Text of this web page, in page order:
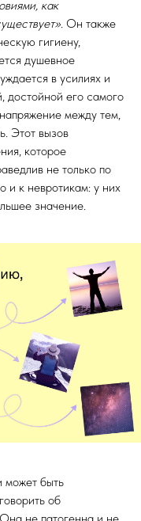
как
. Он также
гигиену,
душевное
в усилиях и
достойной его самого
между тем,
Этот вызов
которое
не только по
и к невротикам: у них
значение.
может быть
об